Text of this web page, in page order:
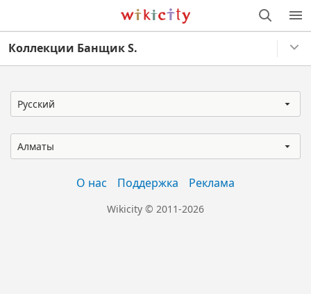
Викисити
Коллекции Банщик S.
Русский
Алматы
О нас Поддержка Реклама
Wikicity © 2011-2026